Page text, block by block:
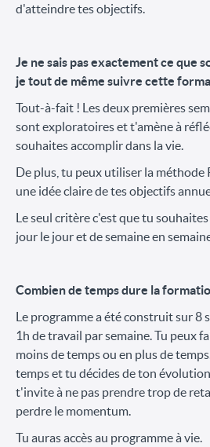
d'atteindre tes objectifs.
Je ne sais pas exactement ce que
je tout de même suivre cette
Tout-à-fait ! Les deux premières
sont exploratoires et t'amène à
souhaites accomplir dans la vie.
De plus, tu peux utiliser la méthode
une idée claire de tes objectifs
Le seul critère c'est que tu
jour le jour et de semaine en
Combien de temps dure la
Le programme a été construit sur 8
1h de travail par semaine. Tu peux
moins de temps ou en plus de
temps et tu décides de ton
t'invite à ne pas prendre trop de
perdre le momentum.
Tu auras accès au programme à vie.